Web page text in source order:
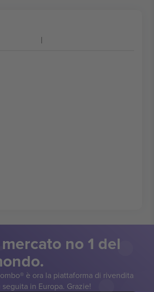
no 1 del
è ora la piattaforma di rivendita
seguita in Europa. Grazie!